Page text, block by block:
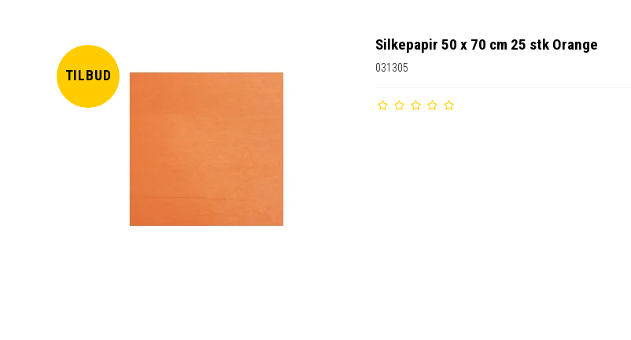
TILBUD
Silkepapir 50 x 70 cm 25 stk Orange
031305